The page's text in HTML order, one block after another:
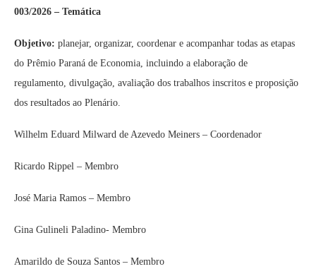
003/2026 – Temática
Objetivo: planejar, organizar, coordenar e acompanhar todas as etapas
do Prêmio Paraná de Economia, incluindo a elaboração de
regulamento, divulgação, avaliação dos trabalhos inscritos e proposição
dos resultados ao Plenário.
Wilhelm Eduard Milward de Azevedo Meiners – Coordenador
Ricardo Rippel – Membro
José Maria Ramos – Membro
Gina Gulineli Paladino- Membro
Amarildo de Souza Santos – Membro